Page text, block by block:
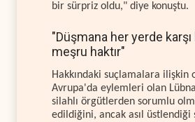
bir sürpriz oldu," diye konuştu.
"Düşmana her yerde
meşru haktır"
Hakkındaki suçlamalara ilişkin
Avrupa'da eylemleri olan
silahlı örgütlerden sorumlu
edildiğini, ancak asıl üstlendiği